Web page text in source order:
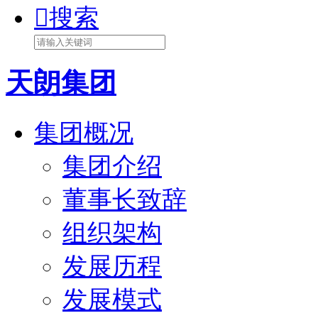
搜索
天朗集团
集团概况
集团介绍
董事长致辞
组织架构
发展历程
发展模式